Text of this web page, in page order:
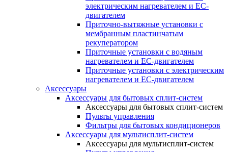
электрическим нагревателем и EC-
двигателем
Приточно-вытяжные установки с
мембранным пластинчатым
рекуператором
Приточные установки с водяным
нагревателем и EC-двигателем
Приточные установки с электрическим
нагревателем и EC-двигателем
Аксессуары
Аксессуары для бытовых сплит-систем
Аксессуары для бытовых сплит-систем
Пульты управления
Фильтры для бытовых кондиционеров
Аксессуары для мультисплит-систем
Аксессуары для мультисплит-систем